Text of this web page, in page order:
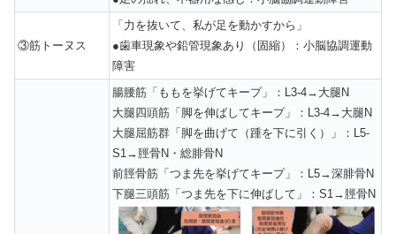
③筋トーヌス
「力を抜いて、私が足を動かすから」
●歯車現象や鉛管現象あり（固縮）：小脳協調運動
障害
腸腰筋「ももを挙げてキープ」：L3-4→大腿N
大腿四頭筋「脚を伸ばしてキープ」：L3-4→大腿N
大腿屈筋群「脚を曲げて（踵を下に引く）」：L5-
S1→脛骨N・総腓骨N
前脛骨筋「つま先を挙げてキープ」：L5→深腓骨N
下腿三頭筋「つま先を下に伸ばして」：S1→脛骨N